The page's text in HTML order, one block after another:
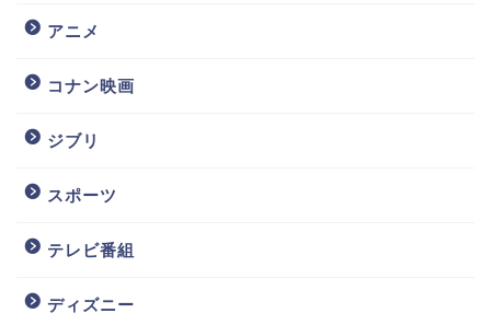
アニメ
コナン映画
ジブリ
スポーツ
テレビ番組
ディズニー